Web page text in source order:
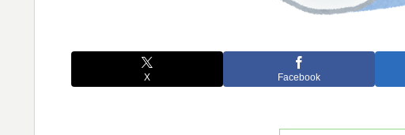
X Facebook